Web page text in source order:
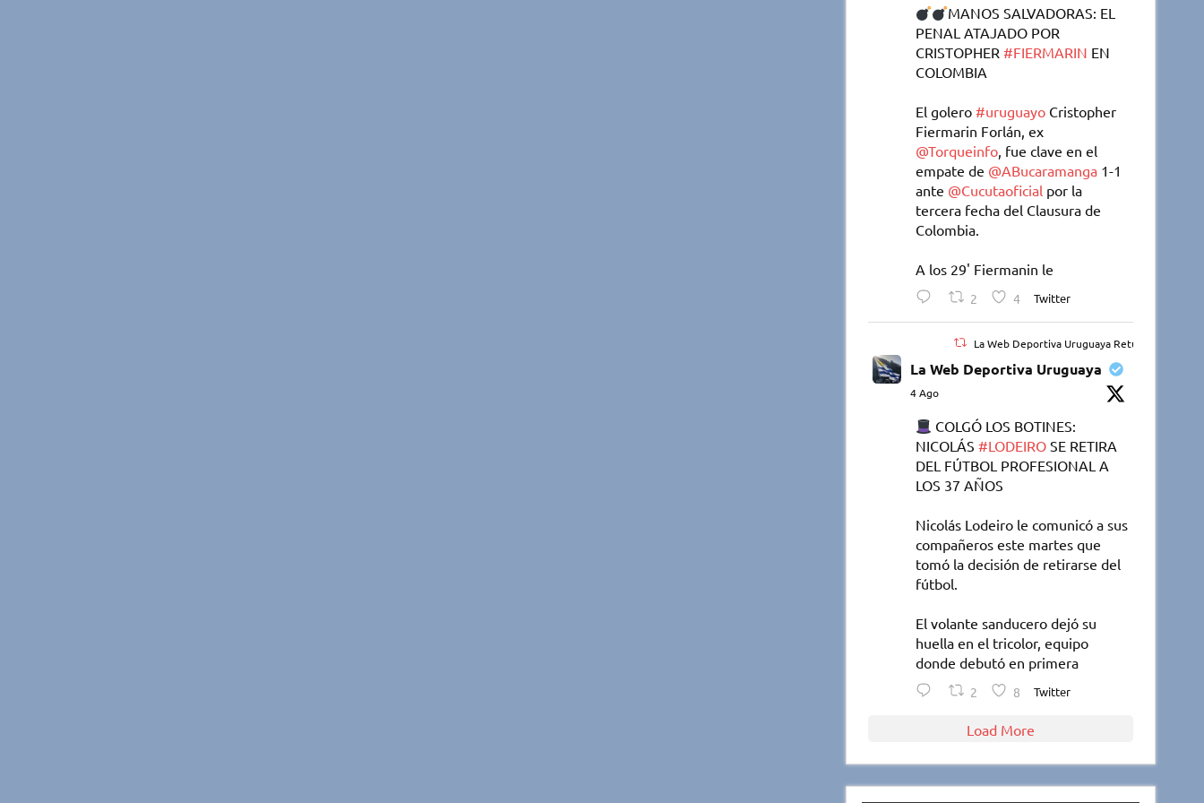
MANOS SALVADORAS: EL
PENAL ATAJADO POR
CRISTOPHER#FIERMARIN EN
COLOMBIA
El golero#uruguayo Cristopher
Fiermarin Forlán, ex
@Torqueinfo, fue clave en el
empate de @ABucaramanga 1-1
ante @Cucutaoficial por la
tercera fecha del Clausura de
Colombia.
A los 29' Fiermanin le
2 4 Twitter
La Web Deportiva Uruguaya Retuiteado
La Web Deportiva Uruguaya
4 Ago
COLGÓ LOS BOTINES:
NICOLÁS#LODEIRO SE RETIRA
DEL FÚTBOL PROFESIONAL A
LOS 37 AÑOS
Nicolás Lodeiro le comunicó a sus
compañeros este martes que
tomó la decisión de retirarse del
fútbol.
El volante sanducero dejó su
huella en el tricolor, equipo
donde debutó en primera
2 8 Twitter
Load More